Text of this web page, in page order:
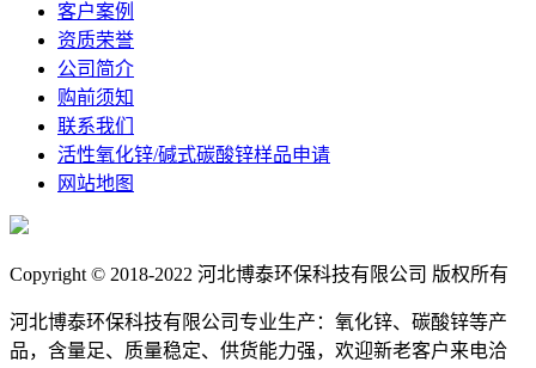
客户案例
资质荣誉
公司简介
购前须知
联系我们
活性氧化锌/碱式碳酸锌样品申请
网站地图
Copyright © 2018-2022 河北博泰环保科技有限公司 版权所有
河北博泰环保科技有限公司专业生产：氧化锌、碳酸锌等产
品，含量足、质量稳定、供货能力强，欢迎新老客户来电洽